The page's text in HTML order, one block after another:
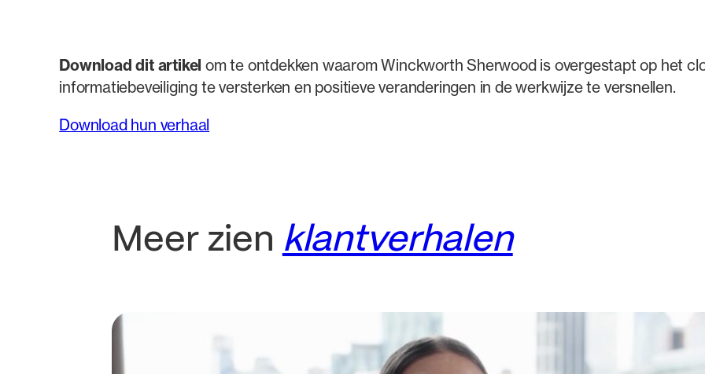
Download dit artikel om te ontdekken waarom Winckworth Sherwood is overgestapt op het
informatiebeveiliging te versterken en positieve veranderingen in de werkwijze te versnellen.
Download hun verhaal
Meer zien klantverhalen